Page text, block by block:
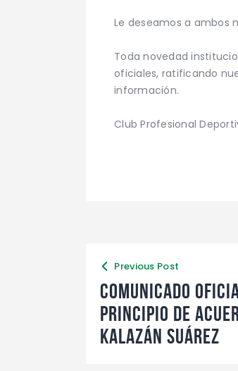
Le deseamos a ambos
Toda novedad
oficiales, ratificando
información.
Club Profesional
Previous Post
Comunicado
Principio de
Kalazán Suárez